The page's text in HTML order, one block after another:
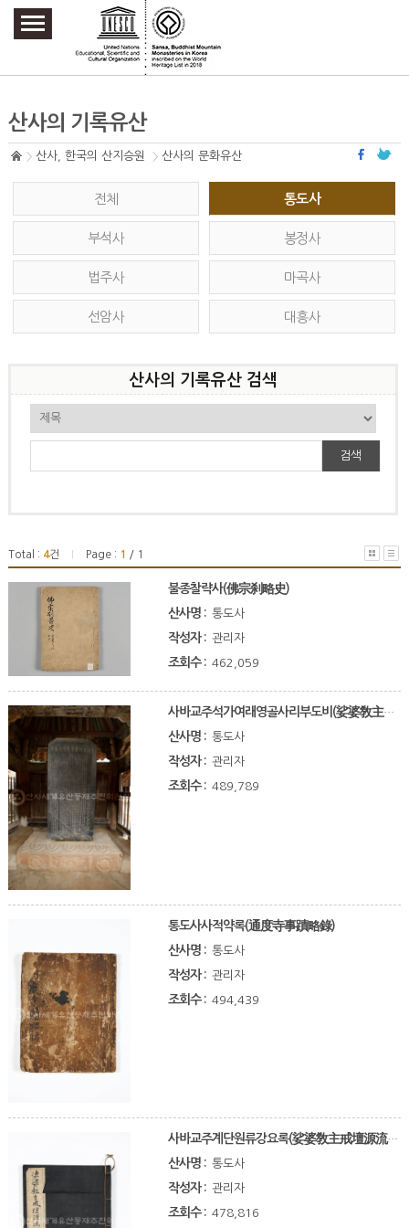
주요메뉴 바로가기
본문 바로가기
하단메뉴 바로가기
산사의 기록유산
산사, 한국의 산지승원 산사의 문화유산
전체 통도사
부석사 봉정사
법주사 마곡사
선암사 대흥사
산사의 기록유산 검색
검색
Total : 4건 Page : 1 / 1
불종찰략사(佛宗刹略史)
산사명 : 통도사
작성자 : 관리자
조회수 : 462,059
사바교주석가여래영골사리부도비(娑婆敎主釋迦如來靈骨舍利浮圖碑)
산사명 : 통도사
작성자 : 관리자
조회수 : 489,789
통도사사적약록(通度寺事蹟略錄)
산사명 : 통도사
작성자 : 관리자
조회수 : 494,439
사바교주계단원류강요록(娑婆敎主戒壇源流綱要錄)
산사명 : 통도사
작성자 : 관리자
조회수 : 478,816